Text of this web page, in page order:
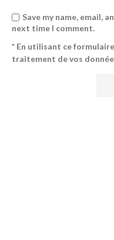
Save my name, email,
next time I comment.
* En utilisant ce
traitement de vos